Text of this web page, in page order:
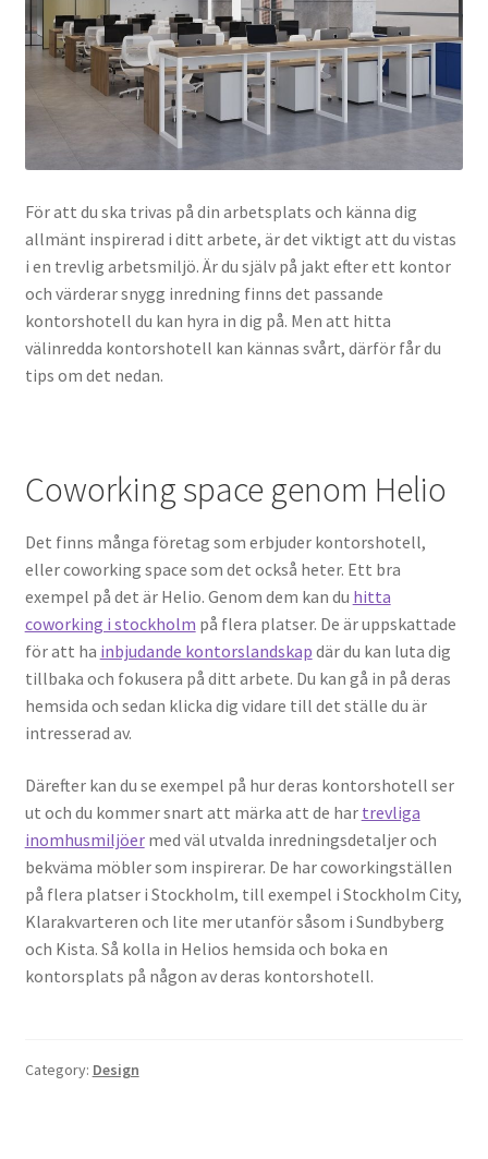
För att du ska trivas på din arbetsplats och känna dig
allmänt inspirerad i ditt arbete, är det viktigt att du vistas
i en trevlig arbetsmiljö. Är du själv på jakt efter ett kontor
och värderar snygg inredning finns det passande
kontorshotell du kan hyra in dig på. Men att hitta
välinredda kontorshotell kan kännas svårt, därför får du
tips om det nedan.
Coworking space genom Helio
Det finns många företag som erbjuder kontorshotell,
eller coworking space som det också heter. Ett bra
exempel på det är Helio. Genom dem kan du hitta
coworking i stockholm på flera platser. De är uppskattade
för att ha inbjudande kontorslandskap där du kan luta dig
tillbaka och fokusera på ditt arbete. Du kan gå in på deras
hemsida och sedan klicka dig vidare till det ställe du är
intresserad av.
Därefter kan du se exempel på hur deras kontorshotell ser
ut och du kommer snart att märka att de har trevliga
inomhusmiljöermed väl utvalda inredningsdetaljer och
bekväma möbler som inspirerar. De har coworkingställen
på flera platser i Stockholm, till exempel i Stockholm City,
Klarakvarteren och lite mer utanför såsom i Sundbyberg
och Kista. Så kolla in Helios hemsida och boka en
kontorsplats på någon av deras kontorshotell.
Category: Design